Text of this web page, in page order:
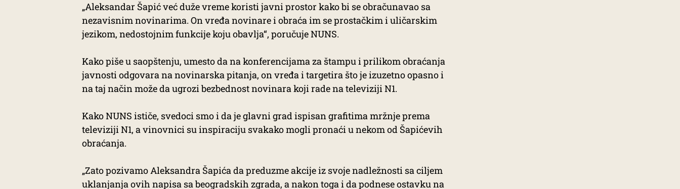
„Aleksandar Šapić već duže vreme koristi javni prostor kako bi se obračunavao sa
nezavisnim novinarima. On vređa novinare i obraća im se prostačkim i uličarskim
jezikom, nedostojnim funkcije koju obavlja“, poručuje NUNS.
Kako piše u saopštenju, umesto da na konferencijama za štampu i prilikom obraćanja
javnosti odgovara na novinarska pitanja, on vređa i targetira što je izuzetno opasno i
na taj način može da ugrozi bezbednost novinara koji rade na televiziji N1.
Kako NUNS ističe, svedoci smo i da je glavni grad ispisan grafitima mržnje prema
televiziji N1, a vinovnici su inspiraciju svakako mogli pronaći u nekom od Šapićevih
obraćanja.
„Zato pozivamo Aleksandra Šapića da preduzme akcije iz svoje nadležnosti sa ciljem
uklanjanja ovih napisa sa beogradskih zgrada, a nakon toga i da podnese ostavku na